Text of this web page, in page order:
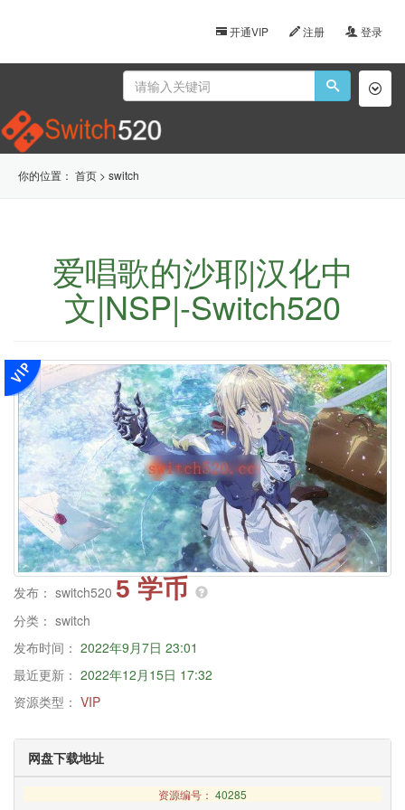
开通VIP 注册 登录
你的位置： 首页 > switch
爱唱歌的沙耶|汉化中
文|NSP|-Switch520
发布： switch520 5 学币
分类： switch
发布时间： 2022年9月7日 23:01
最近更新： 2022年12月15日 17:32
资源类型： VIP
网盘下载地址
资源编号： 40285